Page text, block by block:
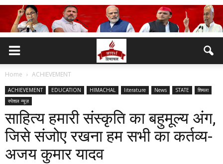
Home ACHIEVEMENT
ACHIEVEMENT EDUCATION HIMACHAL literature News STATE
शिमला
स्पेशल न्यूज़
साहित्य हमारी संस्कृति का बहुमूल्य अंग,
जिसे संजोए रखना हम सभी का कर्तव्य-
अजय कुमार यादव